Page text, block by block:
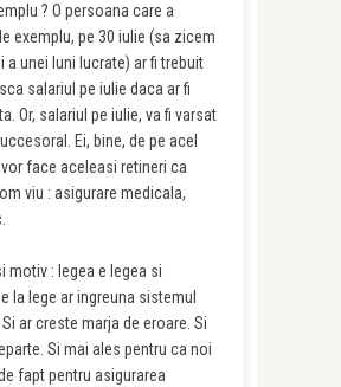
? O persoana care a
exemplu, pe 30 iulie (sa zicem
a unei luni lucrate) ar fi trebuit
salariul pe iulie daca ar fi
Or, salariul pe iulie, va fi varsat
Ei, bine, de pe acel
face aceleasi retineri ca
viu : asigurare medicala,
motiv : legea e legea si
la lege ar ingreuna sistemul
ar creste marja de eroare. Si
Si mai ales pentru ca noi
fapt pentru asigurarea